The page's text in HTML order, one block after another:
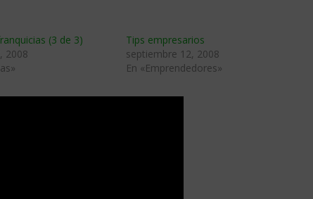
(3 de 3)
2008
Tips empresarios
septiembre 12, 2008
En «Emprendedores»